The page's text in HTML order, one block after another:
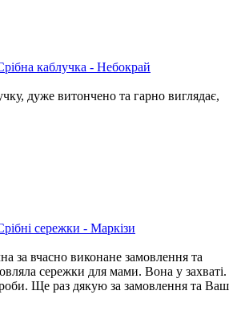
каблучка - Небокрай
дуже витончено та гарно виглядає,
сережки - Маркізи
за вчасно виконане замовлення та
сережки для мами. Вона у захваті.
Ще раз дякую за замовлення та Ваш